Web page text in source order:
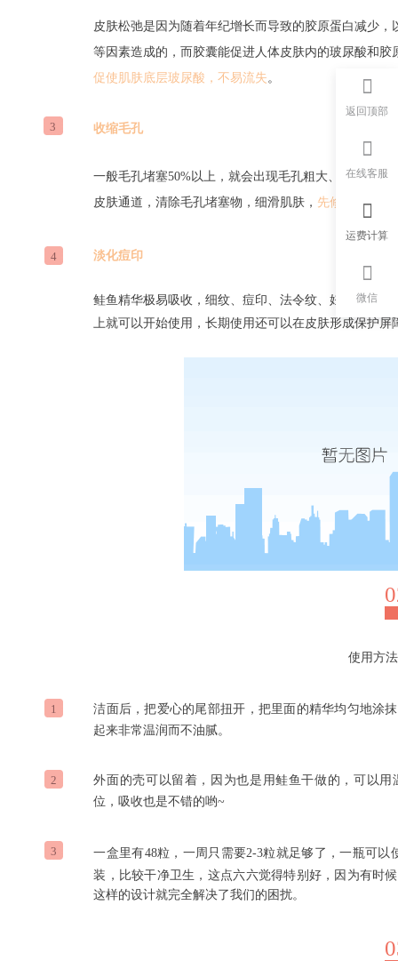
皮肤松弛是因为随着年纪增长而导致的胶原蛋白减少
等因素造成的，而胶囊能促进人体皮肤内的玻尿酸和胶
促使肌肤底层玻尿酸，不易流失。
3 收缩毛孔
一般毛孔堵塞50%以上，就会出现毛孔粗大、粉刺、暗
皮肤通道，清除毛孔堵塞物，细滑肌肤， 先修复后改善
4 淡化痘印
鲑鱼精华极易吸收，细纹、痘印、法令纹、妊娠纹等
上就可以开始使用，长期使用还可以在皮肤形成保护屏
0
使用方
1 洁面后，把爱心的尾部扭开，把里面的精华均匀地涂
起来非常温润而不油腻。
2 外面的壳可以留着， 因为也是用鲑鱼干做的，可以
位，吸收也是不错的哟~
3
一盒里有48粒，一周只需要2-3粒就足够了，一瓶可以
装，比较干净卫生，这点六六觉得特别好，因为有时
这样的设计就完全解决了我们的困扰。
0
返回顶部
在线客服
运费计算
微信